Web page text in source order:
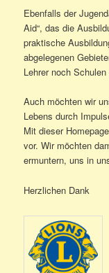
Ebenfalls der
Aid“, das die
praktische
abgelegenen
Lehrer noch Schulen
Auch möchten wir
Lebens durch
Mit dieser
vor. Wir möchten
ermuntern, uns in
Herzlichen Dank